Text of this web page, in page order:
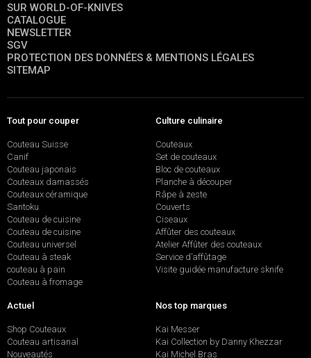
SUR WORLD-OF-KNIVES
CATALOGUE
NEWSLETTER
SGV
PROTECTION DES DONNÉES & MENTIONS LÉGALES
SITEMAP
Tout pour couper
Couteau Suisse
Canif
Couteau japonais
Couteaux damassés
Couteaux céramique
Santoku
Couteau de cuisine
Couteau de cuisine
Couteau universel
Couteau à steak
couteau à pain
Couteau à fromage
Culture culinaire
Couteaux
Set de couteaux
Bloc de couteaux
Planche à découper
Râpe à zeste
Couverts
Ciseaux
Affûter des couteaux
Atelier Affûter des couteaux
Service d’affûtage
Visite guidée manufacture sknife
Actuel
Shop Couteaux
Couteau artisanal
Nouveautés
Nos top marques
Kai Messer
Kai Collection by Danny Khezzar
Kai Michel Bras